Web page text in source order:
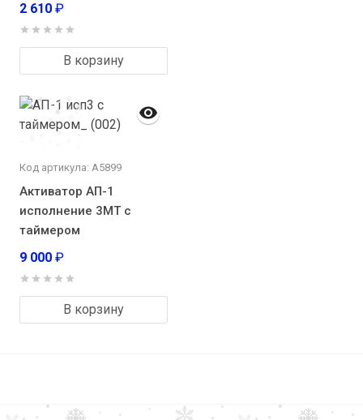
2 610 ₽
В корзину
Код артикула: А5899
Активатор АП-1
исполнение 3МТ с
таймером
9 000 ₽
В корзину